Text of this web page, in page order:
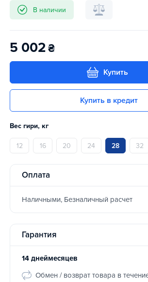
В наличии
5 002₴
Купить
Купить в кредит
Вес гири, кг
12 16 20 24 28 32
Оплата
Наличными, Безналичный расчет
Гарантия
14 днеймесяцев
Обмен / возврат товара в